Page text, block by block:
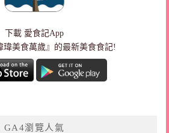
下載 愛食記App
瑋美食萬歲』的最新美食食記!
GA4瀏覽人氣